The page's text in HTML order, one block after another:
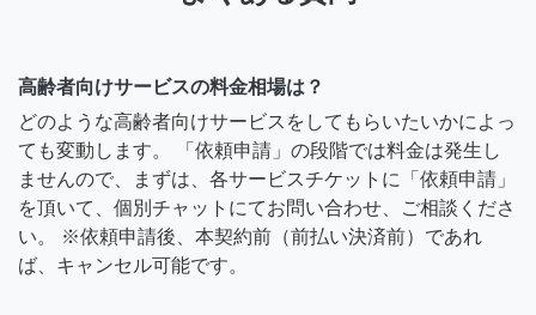
高齢者向けサービスの料金相場は？
どのような高齢者向けサービスをしてもらいたいかによっ
ても変動します。 「依頼申請」の段階では料金は発生し
ませんので、まずは、各サービスチケットに「依頼申請」
を頂いて、個別チャットにてお問い合わせ、ご相談くださ
い。 ※依頼申請後、本契約前（前払い決済前）であれ
ば、キャンセル可能です。